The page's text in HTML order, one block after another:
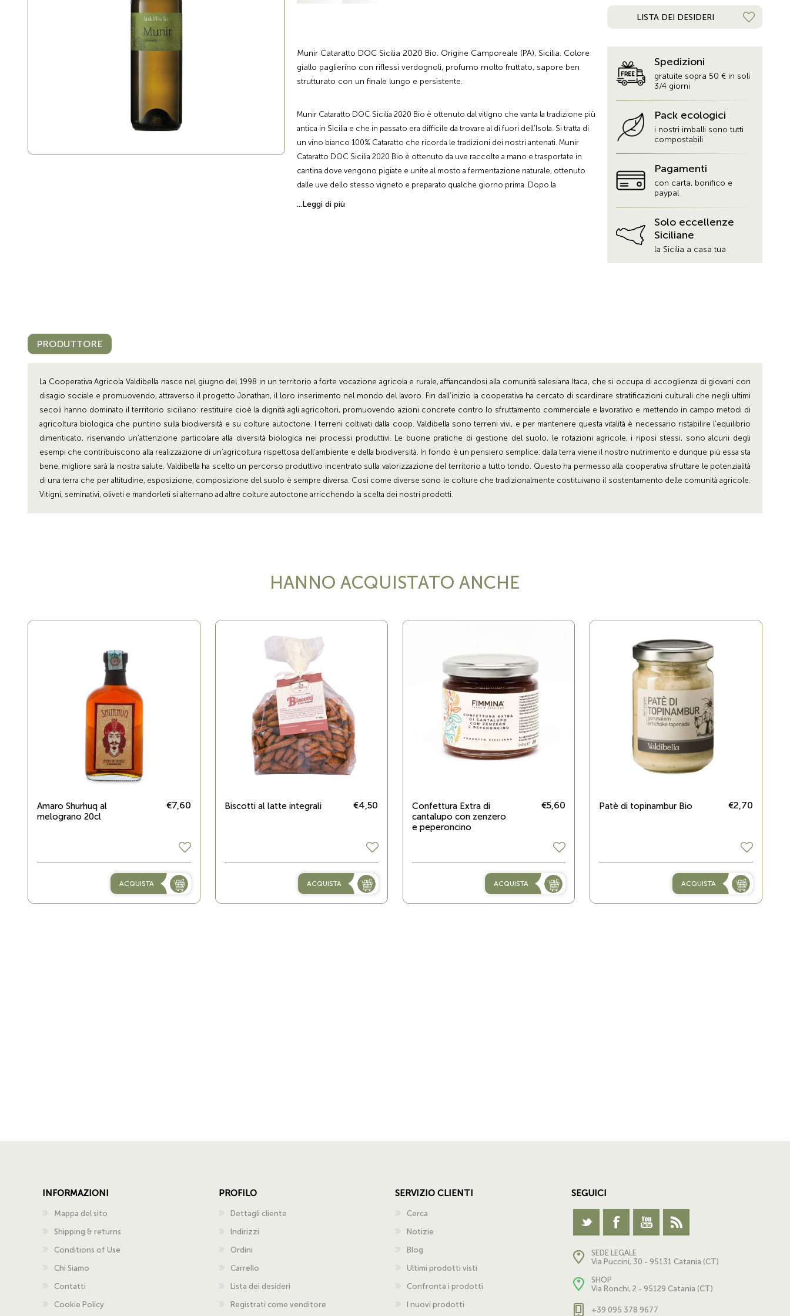
LISTA DEI DESIDERI
Munir Cataratto DOC Sicilia 2020 Bio. Origine Camporeale (PA), Sicilia. Colore
giallo paglierino con riflessi verdognoli, profumo molto fruttato, sapore ben
strutturato con un finale lungo e persistente.
Munir Cataratto DOC Sicilia 2020 Bio è ottenuto dal vitigno che vanta la tradizione più
antica in Sicilia e che in passato era difficile da trovare al di fuori dell'Isola. Si tratta di
un vino bianco 100% Cataratto che ricorda le tradizioni dei nostri antenati. Munir
Cataratto DOC Sicilia 2020 Bio è ottenuto da uve raccolte a mano e trasportate in
cantina dove vengono pigiate e unite al mosto a fermentazione naturale, ottenuto
dalle uve dello stesso vigneto e preparato qualche giorno prima. Dopo la
fermentazione di 20 giorni, viene affinato per 6 mesi in acciaio e imbottigliato in
...Leggi di più
Spedizioni
gratuite sopra 50 € in soli
3/4 giorni
Pack ecologici
i nostri imballi sono tutti
compostabili
Pagamenti
con carta, bonifico e
paypal
Solo eccellenze
Siciliane
la Sicilia a casa tua
PRODUTTORE
La Cooperativa Agricola Valdibella nasce nel giugno del 1998 in un territorio a forte vocazione agricola e rurale, affiancandosi alla comunità salesiana Itaca, che si occupa di accoglienza di giovani con
disagio sociale e promuovendo, attraverso il progetto Jonathan, il loro inserimento nel mondo del lavoro. Fin dall’inizio la cooperativa ha cercato di scardinare stratificazioni culturali che negli ultimi
secoli hanno dominato il territorio siciliano: restituire cioè la dignità agli agricoltori, promuovendo azioni concrete contro lo sfruttamento commerciale e lavorativo e mettendo in campo metodi di
agricoltura biologica che puntino sulla biodiversità e su colture autoctone. I terreni coltivati dalla coop. Valdibella sono terreni vivi, e per mantenere questa vitalità è necessario ristabilire l’equilibrio
dimenticato, riservando un’attenzione particolare alla diversità biologica nei processi produttivi. Le buone pratiche di gestione del suolo, le rotazioni agricole, i riposi stessi, sono alcuni degli
esempi che contribuiscono alla realizzazione di un’agricoltura rispettosa dell’ambiente e della biodiversità. In fondo è un pensiero semplice: dalla terra viene il nostro nutrimento e dunque più essa sta
bene, migliore sarà la nostra salute. Valdibella ha scelto un percorso produttivo incentrato sulla valorizzazione del territorio a tutto tondo. Questo ha permesso alla cooperativa sfruttare le potenzialità
di una terra che per altitudine, esposizione, composizione del suolo è sempre diversa. Così come diverse sono le colture che tradizionalmente costituivano il sostentamento delle comunità agricole.
Vitigni, seminativi, oliveti e mandorleti si alternano ad altre colture autoctone arricchendo la scelta dei nostri prodotti.
HANNO ACQUISTATO ANCHE
Amaro Shurhuq al
melograno 20cl
€7,60
ACQUISTA
Biscotti al latte integrali €4,50
ACQUISTA
Confettura Extra di
cantalupo con zenzero
e peperoncino
€5,60
ACQUISTA
Patè di topinambur Bio €2,70
ACQUISTA
INFORMAZIONI
Mappa del sito
Shipping & returns
Conditions of Use
Chi Siamo
Contatti
Cookie Policy
PROFILO
Dettagli cliente
Indirizzi
Ordini
Carrello
Lista dei desideri
Registrati come venditore
SERVIZIO CLIENTI
Cerca
Notizie
Blog
Ultimi prodotti visti
Confronta i prodotti
I nuovi prodotti
SEGUICI
SEDE LEGALE
Via Puccini, 30 - 95131 Catania (CT)
SHOP
Via Ronchi, 2 - 95129 Catania (CT)
+39 095 378 9677